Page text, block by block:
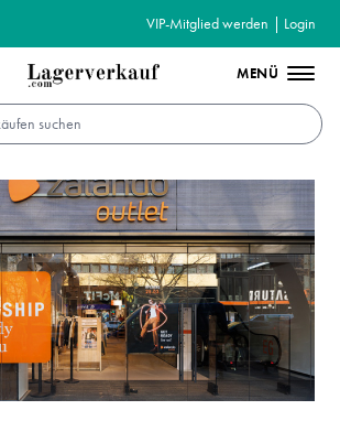
VIP-Mitglied werden | Login
MENÜ